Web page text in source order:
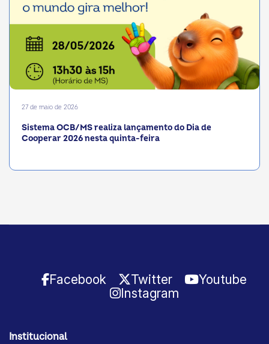
27 de maio de 2026
Sistema OCB/MS realiza lançamento do Dia de
Cooperar 2026 nesta quinta-feira
Facebook Twitter
Youtube
Instagram
Institucional